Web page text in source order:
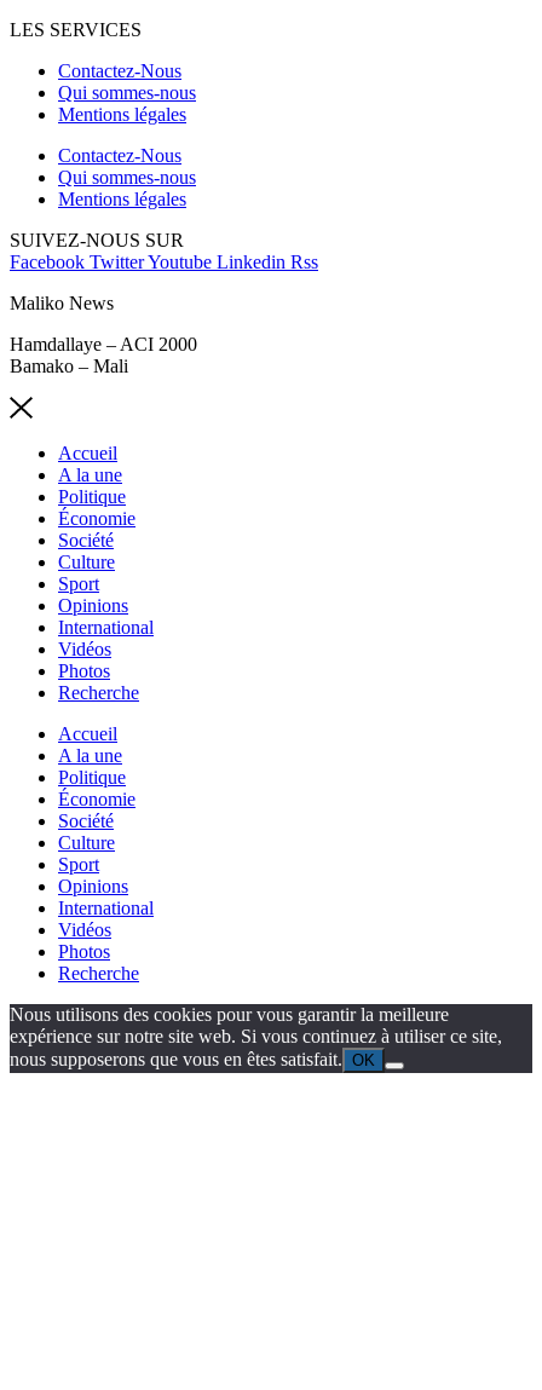
LES SERVICES
Contactez-Nous
Qui sommes-nous
Mentions légales
Contactez-Nous
Qui sommes-nous
Mentions légales
SUIVEZ-NOUS SUR
Facebook TwitterYoutube Linkedin Rss
Maliko News
Hamdallaye – ACI 2000
Bamako – Mali
Accueil
A la une
Politique
Économie
Société
Culture
Sport
Opinions
International
Vidéos
Photos
Recherche
Accueil
A la une
Politique
Économie
Société
Culture
Sport
Opinions
International
Vidéos
Photos
Recherche
Nous utilisons des cookies pour vous garantir la meilleure
expérience sur notre site web. Si vous continuez à utiliser ce site,
nous supposerons que vous en êtes satisfait. OK